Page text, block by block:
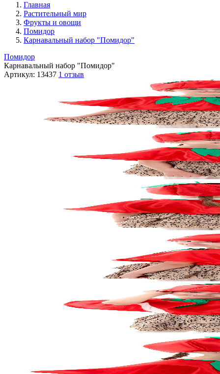
Главная
Растительный мир
Фрукты и овощи
Помидор
Карнавальный набор "Помидор"
Помидор
Карнавальный набор "Помидор"
Артикул: 13437 1 отзыв